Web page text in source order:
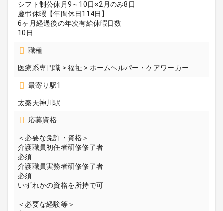
シフト制公休月9～10日※2月のみ8日
慶弔休暇【年間休日114日】
6ヶ月経過後の年次有給休暇日数
10日
職種
医療系専門職 > 福祉 > ホームヘルパー・ケアワーカー
最寄り駅1
太秦天神川駅
応募資格
＜必要な免許・資格＞
介護職員初任者研修修了者
必須
介護職員実務者研修修了者
必須
いずれかの資格を所持で可
＜必要な経験等＞